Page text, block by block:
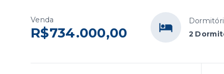
Venda
R$734.000,00
2